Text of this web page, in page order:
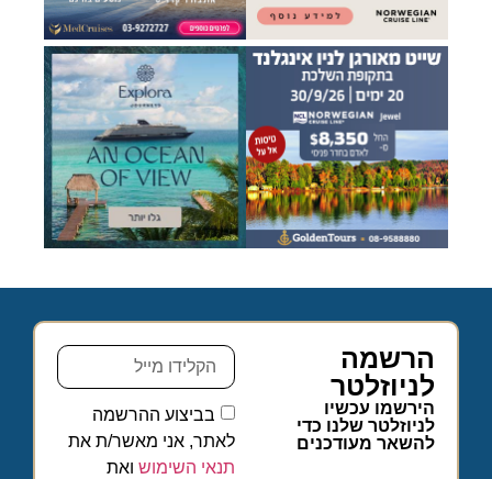
הרשמה
לניוזלטר
הירשמו עכשיו
לניוזלטר שלנו כדי
להשאר מעודכנים
בביצוע ההרשמה
לאתר, אני מאשר/ת את
תנאי השימוש ואת